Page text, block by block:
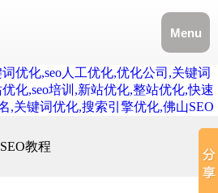
Menu
SEO教程